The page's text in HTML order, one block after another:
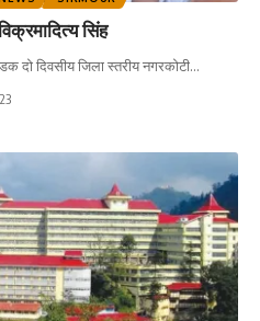
सिंह
दो दिवसीय जिला स्तरीय नगरकोटी…